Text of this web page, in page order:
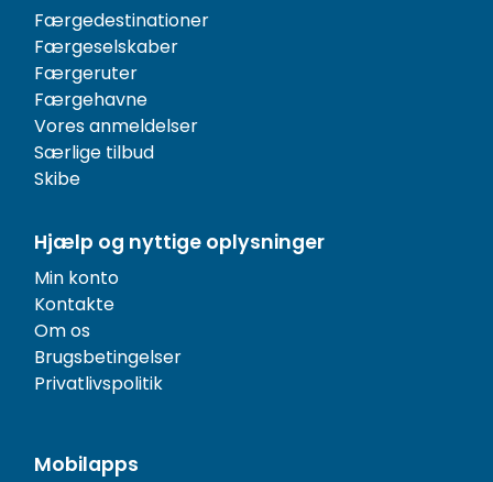
Færgedestinationer
Færgeselskaber
Færgeruter
Færgehavne
Vores anmeldelser
Særlige tilbud
Skibe
Hjælp og nyttige oplysninger
Min konto
Kontakte
Om os
Brugsbetingelser
Privatlivspolitik
Mobilapps